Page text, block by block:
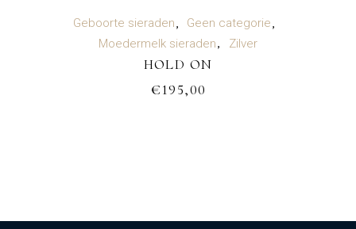
TOEVOEGEN AAN WINKELWAGEN
Geboorte sieraden
Geen categorie
Moedermelk sieraden
Zilver
HOLD ON
€195,00